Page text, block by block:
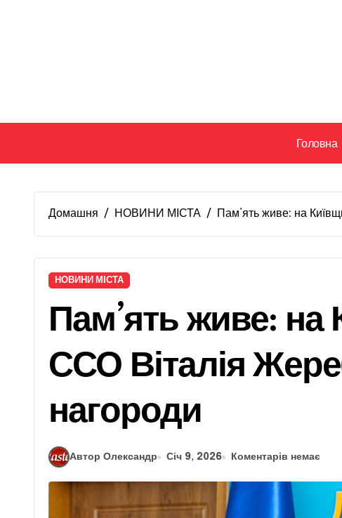
Головна
Домашня НОВИНИ МІСТА Пам’ять живе: на
НОВИНИ МІСТА
Пам’ять живе: на
ССО Віталія
нагороди
Автор Олександр Січ 9, 2026 Коментарів немає